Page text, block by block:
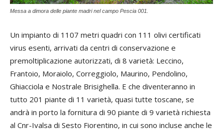
Messa a dimora delle piante madri nel campo Pescia 001.
Un impianto di 1107 metri quadri con 111 olivi certificati
virus esenti, arrivati da centri di conservazione e
premoltiplicazione autorizzati, di 8 varietà: Leccino,
Frantoio, Moraiolo, Correggiolo, Maurino, Pendolino,
Ghiacciola e Nostrale Brisighella. E che diventeranno in
tutto 201 piante di 11 varietà, quasi tutte toscane, se
andrà in porto la fornitura di 90 piante di 9 varietà richiesta
al Cnr-Ivalsa di Sesto Fiorentino, in cui sono incluse anche le